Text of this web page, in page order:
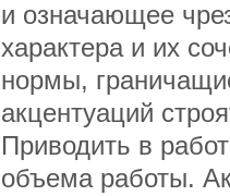
и означающее
характера и их
нормы,
акцентуаций
Приводить в
объема работы.